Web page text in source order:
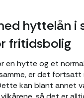
hyttelån i
fritidsbolig
en hytte og et
er det fortsatt
kan blant annet